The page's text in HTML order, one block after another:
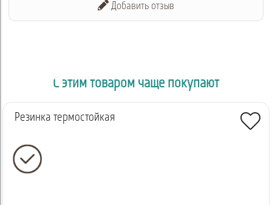
Добавить отзыв
С этим товаром чаще покупают
Резинка термостойкая